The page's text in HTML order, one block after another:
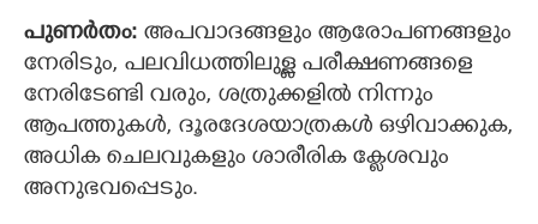
പുണര്‍തം: അപവാദങ്ങളും ആരോപണങ്ങളും
നേരിടും, പലവിധത്തിലുള്ള പരീക്ഷണങ്ങളെ
നേരിടേണ്ടി വരും, ശത്രുക്കളില്‍ നിന്നും
ആപത്തുകൾ, ദൂരദേശയാത്രകൾ ഒഴിവാക്കുക,
അധിക ചെലവുകളും ശാരീരിക ക്ലേശവും
അനുഭവപ്പെടും.